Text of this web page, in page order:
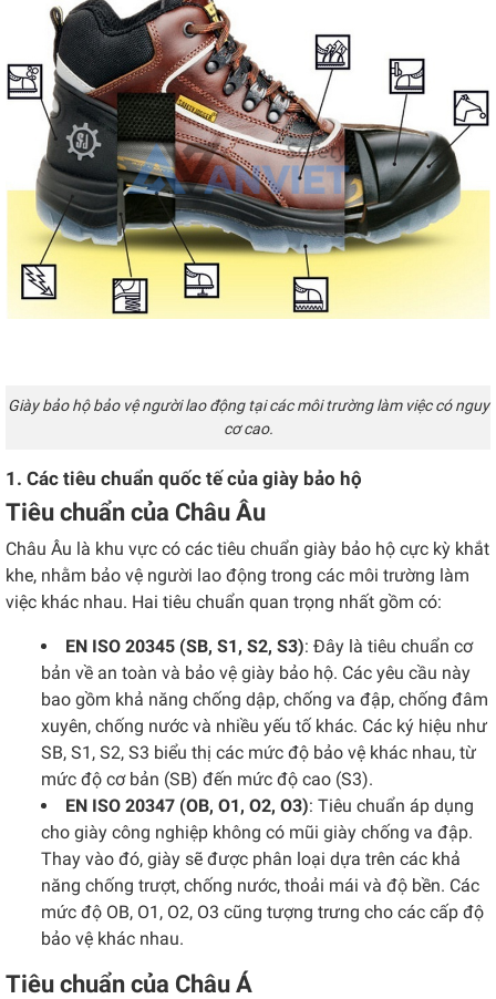
Giày bảo hộ bảo vệ người lao động tại các môi trường làm việc có nguy
cơ cao.
1. Các tiêu chuẩn quốc tế của giày bảo hộ
Tiêu chuẩn của Châu Âu
Châu Âu là khu vực có các tiêu chuẩn giày bảo hộ cực kỳ khắt
khe, nhằm bảo vệ người lao động trong các môi trường làm
việc khác nhau. Hai tiêu chuẩn quan trọng nhất gồm có:
EN ISO 20345 (SB, S1, S2, S3): Đây là tiêu chuẩn cơ
bản về an toàn và bảo vệ giày bảo hộ. Các yêu cầu này
bao gồm khả năng chống dập, chống va đập, chống đâm
xuyên, chống nước và nhiều yếu tố khác. Các ký hiệu như
SB, S1, S2, S3 biểu thị các mức độ bảo vệ khác nhau, từ
mức độ cơ bản (SB) đến mức độ cao (S3).
EN ISO 20347 (OB, O1, O2, O3): Tiêu chuẩn áp dụng
cho giày công nghiệp không có mũi giày chống va đập.
Thay vào đó, giày sẽ được phân loại dựa trên các khả
năng chống trượt, chống nước, thoải mái và độ bền. Các
mức độ OB, O1, O2, O3 cũng tượng trưng cho các cấp độ
bảo vệ khác nhau.
Tiêu chuẩn của Châu Á